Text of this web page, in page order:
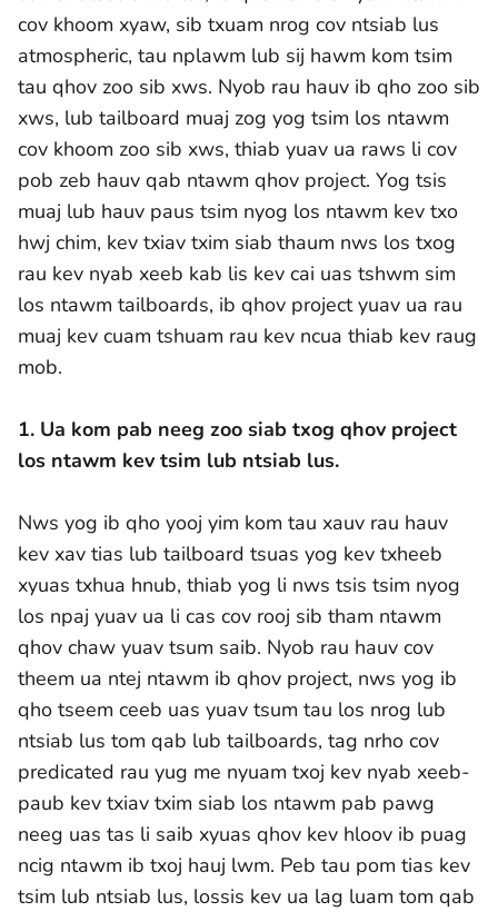
cov khoom xyaw, sib txuam nrog cov ntsiab lus
atmospheric, tau nplawm lub sij hawm kom tsim
tau qhov zoo sib xws. Nyob rau hauv ib qho zoo sib
xws, lub tailboard muaj zog yog tsim los ntawm
cov khoom zoo sib xws, thiab yuav ua raws li cov
pob zeb hauv qab ntawm qhov project. Yog tsis
muaj lub hauv paus tsim nyog los ntawm kev txo
hwj chim, kev txiav txim siab thaum nws los txog
rau kev nyab xeeb kab lis kev cai uas tshwm sim
los ntawm tailboards, ib qhov project yuav ua rau
muaj kev cuam tshuam rau kev ncua thiab kev raug
mob.
1. Ua kom pab neeg zoo siab txog qhov project
los ntawm kev tsim lub ntsiab lus.
Nws yog ib qho yooj yim kom tau xauv rau hauv
kev xav tias lub tailboard tsuas yog kev txheeb
xyuas txhua hnub, thiab yog li nws tsis tsim nyog
los npaj yuav ua li cas cov rooj sib tham ntawm
qhov chaw yuav tsum saib. Nyob rau hauv cov
theem ua ntej ntawm ib qhov project, nws yog ib
qho tseem ceeb uas yuav tsum tau los nrog lub
ntsiab lus tom qab lub tailboards, tag nrho cov
predicated rau yug me nyuam txoj kev nyab xeeb-
paub kev txiav txim siab los ntawm pab pawg
neeg uas tas li saib xyuas qhov kev hloov ib puag
ncig ntawm ib txoj hauj lwm. Peb tau pom tias kev
tsim lub ntsiab lus, lossis kev ua lag luam tom qab